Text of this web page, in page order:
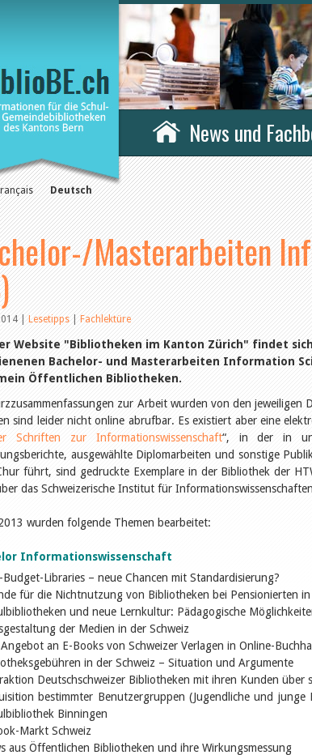
Deutsch
News und
Masterarbeiten
|Lesetipps|Fachlektüre
Website "Bibliotheken im Kanton Zürich" findet
Bachelor- und Masterarbeiten Information
Öffentlichen Bibliotheken.
zur Arbeit wurden von den jeweiligen
sind leider nicht online abrufbar. Es existiert aber eine
Schriften zur Informationswissenschaft“, in der in
ausgewählte Diplomarbeiten und sonstige
führt, sind gedruckte Exemplare in der Bibliothek der
das Schweizerische Institut für
wurden folgende Themen bearbeitet:
Informationswissenschaft
Budget-Libraries – neue Chancen mit Standardisierung?
für die Nichtnutzung von Bibliotheken bei Pensionierten in
und neue Lernkultur: Pädagogische
der Medien in der Schweiz
Angebot an E-Books von Schweizer Verlagen in Online-
in der Schweiz – Situation und Argumente
Deutschschweizer Bibliotheken mit ihren Kunden über
bestimmter Benutzergruppen (Jugendliche und junge
Binningen
Markt Schweiz
aus Öffentlichen Bibliotheken und ihre Wirkungsmessung